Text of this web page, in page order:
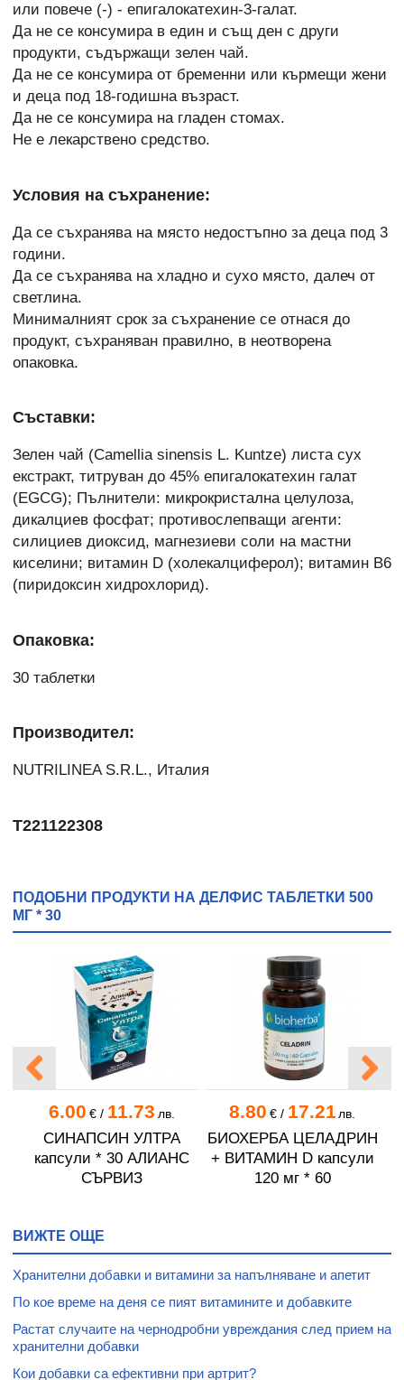
или повече (-) - епигалокатехин-3-галат.
Да не се консумира в един и същ ден с други
продукти, съдържащи зелен чай.
Да не се консумира от бременни или кърмещи жени
и деца под 18-годишна възраст.
Да не се консумира на гладен стомах.
Не е лекарствено средство.
Условия на съхранение:
Да се съхранява на място недостъпно за деца под 3
години.
Да се съхранява на хладно и сухо място, далеч от
светлина.
Минималният срок за съхранение се отнася до
продукт, съхраняван правилно, в неотворена
опаковка.
Съставки:
Зелен чай (Camellia sinensis L. Kuntze) листа сух
екстракт, титруван до 45% епигалокатехин галат
(EGCG); Пълнители: микрокристална целулоза,
дикалциев фосфат; противослепващи агенти:
силициев диоксид, магнезиеви соли на мастни
киселини; витамин D (холекалциферол); витамин B6
(пиридоксин хидрохлорид).
Опаковка:
30 таблетки
Производител:
NUTRILINEA S.R.L., Италия
Т221122308
ПОДОБНИ ПРОДУКТИ НА ДЕЛФИС ТАБЛЕТКИ 500
МГ * 30
6.00 € / 11.73 лв.
СИНАПСИН УЛТРА
капсули * 30 АЛИАНС
СЪРВИЗ
8.80 €/ 17.21лв.
БИОХЕРБА ЦЕЛАДРИН
+ ВИТАМИН D капсули
120 мг * 60
ВИЖТЕ ОЩЕ
Хранителни добавки и витамини за напълняване и апетит
По кое време на деня се пият витамините и добавките
Растат случаите на чернодробни увреждания след прием на
хранителни добавки
Кои добавки са ефективни при артрит?